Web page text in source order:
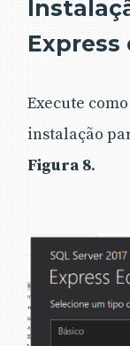
Express
Execute
instalação
Figura 8.